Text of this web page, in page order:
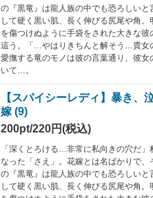
の『黒竜』は龍人族の中でも恐ろしい
して硬く黒い肌、長く伸びる尻尾や角
を傷つけぬように手袋をされた大きな
這う。「…やはりきちんと解そう…貴女
愛撫する竜のモノは彼の言葉通り、彼
いて…。
【スパイシーレディ】暴き、
嫁 (9)
200pt/220円(税込)
「深くとろける…非常に私向きの穴だ
なった「さえ」。花嫁とは名ばかりで
の『黒竜』は龍人族の中でも恐ろしい
して硬く黒い肌、長く伸びる尻尾や角